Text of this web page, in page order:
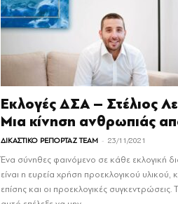
Εκλογές ΔΣΑ – Στέλιος
Μια κίνηση ανθρωπιάς
ΔΙΚΑΣΤΙΚΟ ΡΕΠΟΡΤΑΖ TEAM - 23/11/2021
Ένα σύνηθες φαινόμενο σε κάθε εκλογική
είναι η ευρεία χρήση προεκλογικού υλικού,
επίσης και οι προεκλογικές